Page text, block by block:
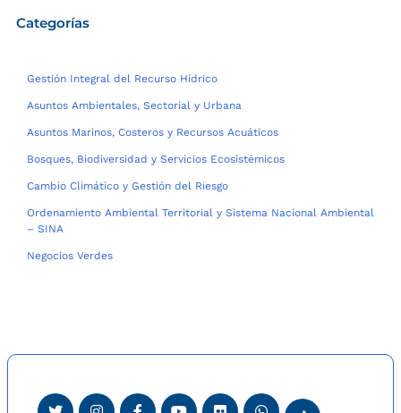
Categorías
Gestión Integral del Recurso Hídrico
Asuntos Ambientales, Sectorial y Urbana
Asuntos Marinos, Costeros y Recursos Acuáticos
Bosques, Biodiversidad y Servicios Ecosistémicos
Cambio Climático y Gestión del Riesgo
Ordenamiento Ambiental Territorial y Sistema Nacional Ambiental
– SINA
Negocios Verdes